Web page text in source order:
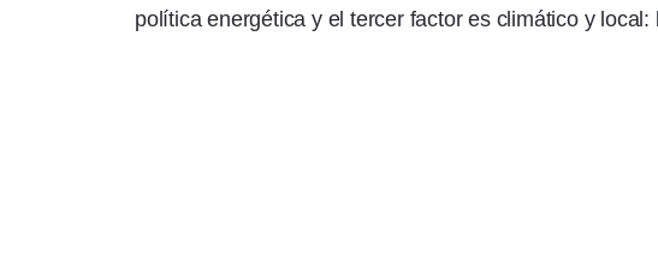
política energética y el tercer factor es climático y